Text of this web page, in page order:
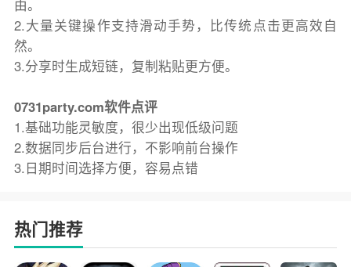
由。
2.大量关键操作支持滑动手势，比传统点击更高效自
然。
3.分享时生成短链，复制粘贴更方便。
0731party.com软件点评
1.基础功能灵敏度，很少出现低级问题
2.数据同步后台进行，不影响前台操作
3.日期时间选择方便，容易点错
热门推荐